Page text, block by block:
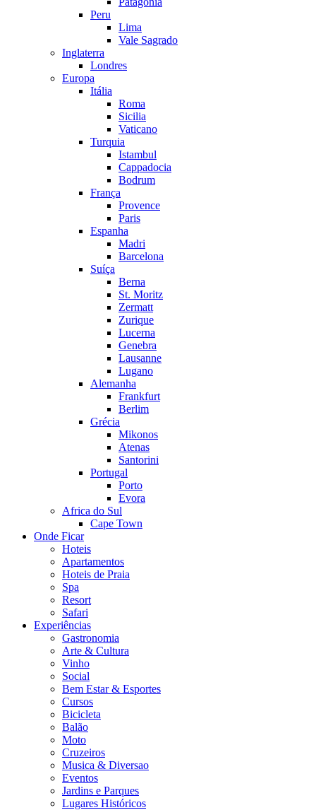
Peru
Lima
Vale Sagrado
Inglaterra
Londres
Europa
Itália
Roma
Sicilia
Vaticano
Turquia
Istambul
Cappadocia
Bodrum
França
Provence
Paris
Espanha
Madri
Barcelona
Suíça
Berna
St. Moritz
Zermatt
Zurique
Lucerna
Genebra
Lausanne
Lugano
Alemanha
Frankfurt
Berlim
Grécia
Mikonos
Atenas
Santorini
Portugal
Porto
Evora
Africa do Sul
Cape Town
Onde Ficar
Hoteis
Apartamentos
Hoteis de Praia
Spa
Resort
Safari
Experiências
Gastronomia
Arte & Cultura
Vinho
Social
Bem Estar & Esportes
Cursos
Bicicleta
Balão
Moto
Cruzeiros
Musica & Diversao
Eventos
Jardins e Parques
Lugares Históricos